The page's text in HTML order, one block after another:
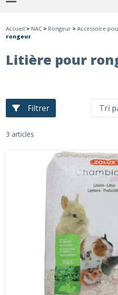
Accueil > NAC > Rongeur > Accessoire
rongeur
Litière pour
Filtrer
3 articles